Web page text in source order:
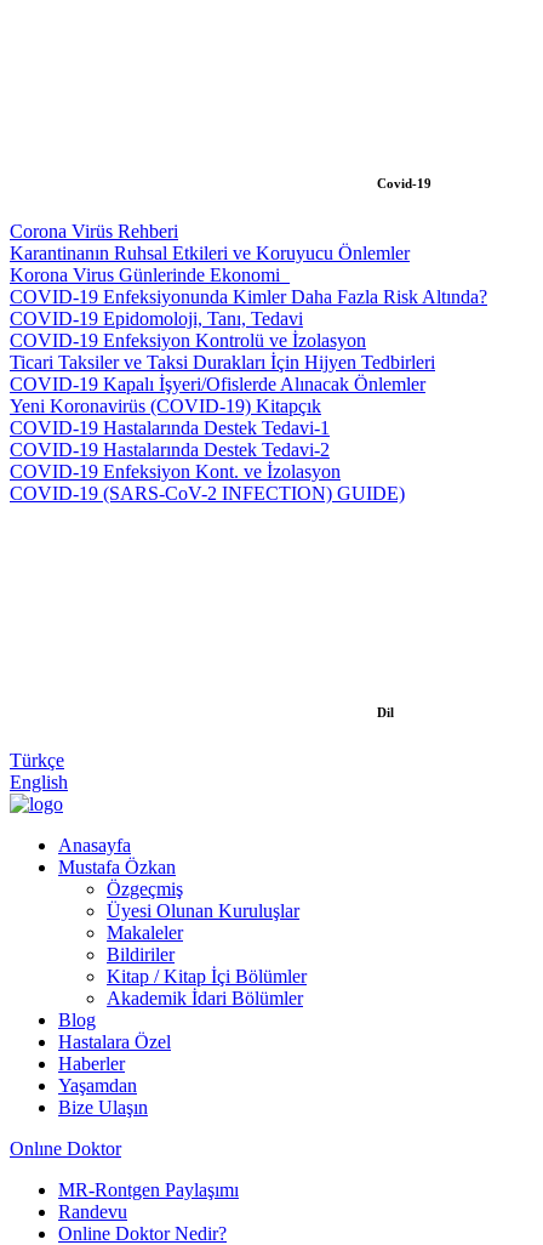
Covid-19
Corona Virüs Rehberi
Karantinanın Ruhsal Etkileri ve Koruyucu Önlemler
Korona Virus Günlerinde Ekonomi_
COVID-19 Enfeksiyonunda Kimler Daha Fazla Risk Altında?
COVID-19 Epidomoloji, Tanı, Tedavi
COVID-19 Enfeksiyon Kontrolü ve İzolasyon
Ticari Taksiler ve Taksi Durakları İçin Hijyen Tedbirleri
COVID-19 Kapalı İşyeri/Ofislerde Alınacak Önlemler
Yeni Koronavirüs (COVID-19) Kitapçık
COVID-19 Hastalarında Destek Tedavi-1
COVID-19 Hastalarında Destek Tedavi-2
COVID-19 Enfeksiyon Kont. ve İzolasyon
COVID-19 (SARS-CoV-2 INFECTION) GUIDE)
Dil
Türkçe
English
Anasayfa
Mustafa Özkan
Özgeçmiş
Üyesi Olunan Kuruluşlar
Makaleler
Bildiriler
Kitap / Kitap İçi Bölümler
Akademik İdari Bölümler
Blog
Hastalara Özel
Haberler
Yaşamdan
Bize Ulaşın
Onlıne Doktor
MR-Rontgen Paylaşımı
Randevu
Online Doktor Nedir?